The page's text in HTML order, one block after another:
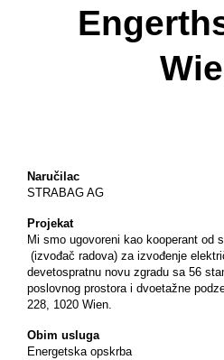
Naručilac
STRABAG AG
Projekat
Mi smo ugovoreni kao kooperant od
(izvođač radova) za izvođenje
devetospratnu novu zgradu sa 56
poslovnog prostora i dvoetažne
228, 1020 Wien.
Obim usluga
Energetska opskrba